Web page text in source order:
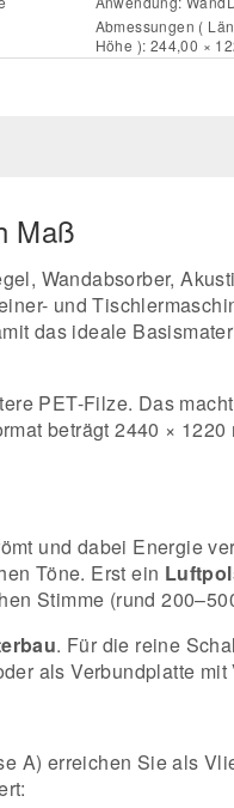
Abmessungen (
Höhe ): 244,00 ×
Maß
Wandabsorber,
und
das ideale
PET-Filze. Das
beträgt 2440 ×
und dabei Energie
Töne. Erst ein
Stimme (rund
. Für die reine
als Verbundplatte mit
A) erreichen Sie als